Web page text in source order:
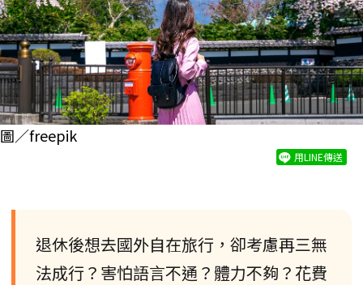
圖／freepik
用LINE傳送
退休後想去國外自在旅行，卻考慮再三無
法成行？害怕語言不通？體力不夠？花費